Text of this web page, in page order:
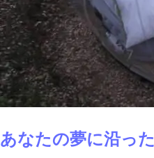
あなたの夢に沿っ